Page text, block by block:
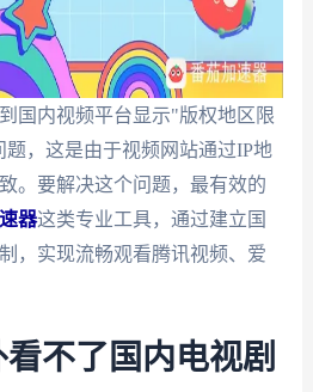
国内视频平台显示"版权地区限
，这是由于视频网站通过IP地
。要解决这个问题，最有效的
器这类专业工具，通过建立国
，实现流畅观看腾讯视频、爱
不了国内电视剧